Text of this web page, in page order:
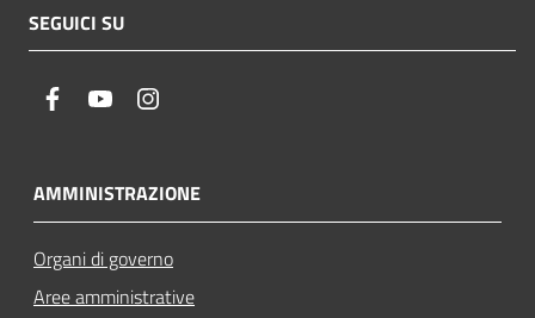
SEGUICI SU
facebookyoutube
AMMINISTRAZIONE
Organi di governo
Aree amministrative